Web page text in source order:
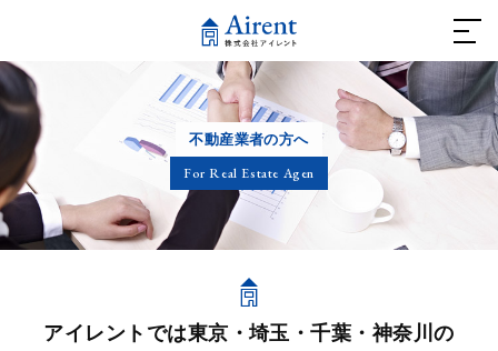
ホーム
不動産を借りたい方
- おススメ賃貸物件
不動産業者の⽅へ
For Real Estate Agen
アイレントでは東京・埼⽟・千葉・神奈川の